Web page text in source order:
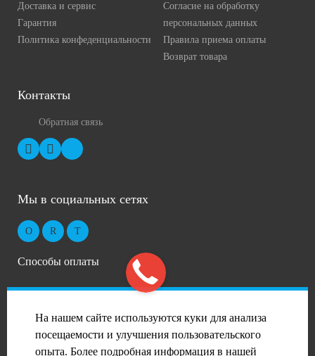
На нашем сайте используются куки для анализа
посещаемости и улучшения пользовательского
опыта. Более подробная информация в нашей
Доставка и сервис
Гарантия
Политика конфеденциальности
Согласие на обработку
персональных данных
Правила приема оплаты
Возврат товара
Контакты
Обратная связь
Мы в социальных сетях
Способы оплаты
2026 © Профиль-Сталь в Москве